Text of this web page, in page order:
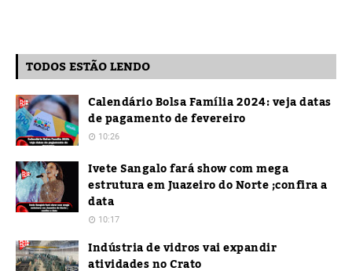
TODOS ESTÃO LENDO
Calendário Bolsa Família 2024: veja datas
de pagamento de fevereiro
10:26
Ivete Sangalo fará show com mega
estrutura em Juazeiro do Norte ;confira a
data
10:17
Indústria de vidros vai expandir
atividades no Crato